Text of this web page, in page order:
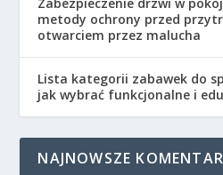
metody ochrony przed
otwarciem przez malucha
Lista kategorii zabawek do
jak wybrać funkcjonalne i
NAJNOWSZE